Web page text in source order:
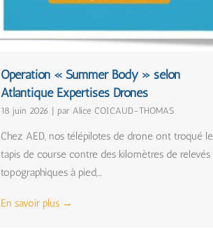
Opération « Summer Body » selon
Atlantique Expertises Drones
18 juin 2026 par Alice COICAUD-THOMAS
Chez AED, nos télépilotes de drone ont troqué le
tapis de course contre des kilomètres de relevés
topographiques à pied,...
En savoir plus →